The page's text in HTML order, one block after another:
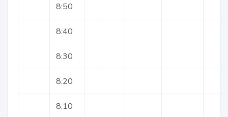
8:50
8:40
8:30
8:20
8:10